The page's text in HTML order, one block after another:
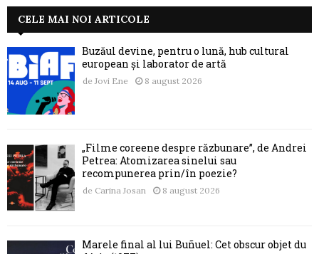
CELE MAI NOI ARTICOLE
Buzăul devine, pentru o lună, hub cultural
european și laborator de artă
de Jovi Ene 8 august 2026
„Filme coreene despre răzbunare”, de Andrei
Petrea: Atomizarea sinelui sau
recompunerea prin/în poezie?
de Carina Josan 8 august 2026
Marele final al lui Buñuel: Cet obscur objet du